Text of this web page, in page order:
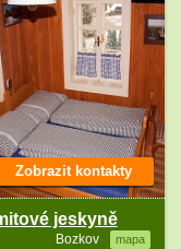
jeskyně
Bozkov mapa
Zobrazit kontakty